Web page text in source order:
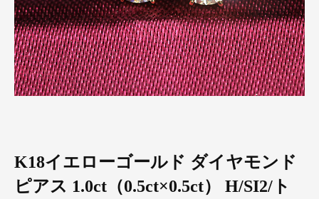
K18イエローゴールド ダイヤモンド
ピアス 1.0ct（0.5ct×0.5ct） H/SI2/ト